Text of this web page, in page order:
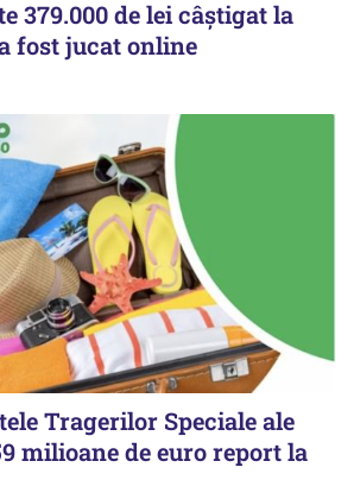
379.000 de lei câștigat la
fost jucat online
Tragerilor Speciale ale
milioane de euro report la